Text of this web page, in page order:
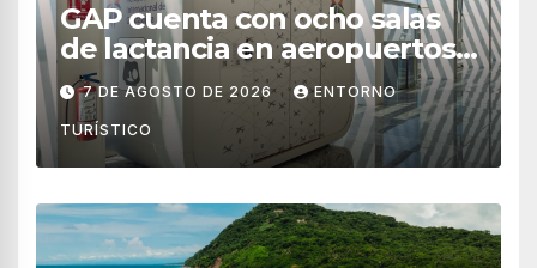
GAP cuenta con ocho salas
de lactancia en aeropuertos
de México
7 DE AGOSTO DE 2026 ENTORNO
TURÍSTICO